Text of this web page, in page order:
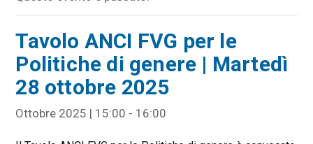
Tavolo ANCI FVG per le
Politiche di genere | Martedì
28 ottobre 2025
Ottobre 2025 | 15:00 - 16:00